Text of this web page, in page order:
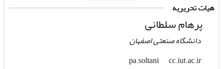
هیات تحریریه
پرهام سلطانی
دانشگاه صنعتی اصفهان
pa.soltani
cc.iut.ac.ir